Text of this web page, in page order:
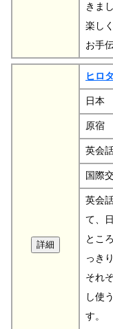
きま
楽し
お手
ヒロ
日本
原宿
英会
国際
英会
て、
とこ
っき
それ
し使
す。